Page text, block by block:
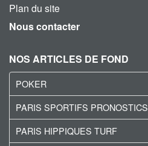
Plan du site
Nous contacter
NOS ARTICLES DE FOND
POKER
PARIS SPORTIFS PRONOSTICS
PARIS HIPPIQUES TURF